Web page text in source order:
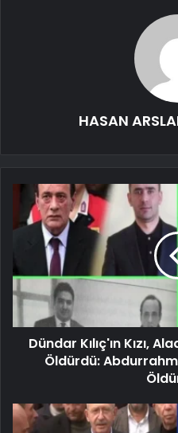
HASAN
Dündar Kılıç'ın Kızı,
Öldürdü: